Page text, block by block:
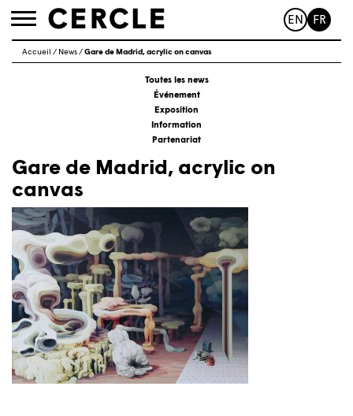
Toggle
EN FR
Accueil / News/Gare de Madrid, acrylic on canvas
Toutes les news
Événement
Exposition
Information
Partenariat
Gare de Madrid, acrylic on
canvas